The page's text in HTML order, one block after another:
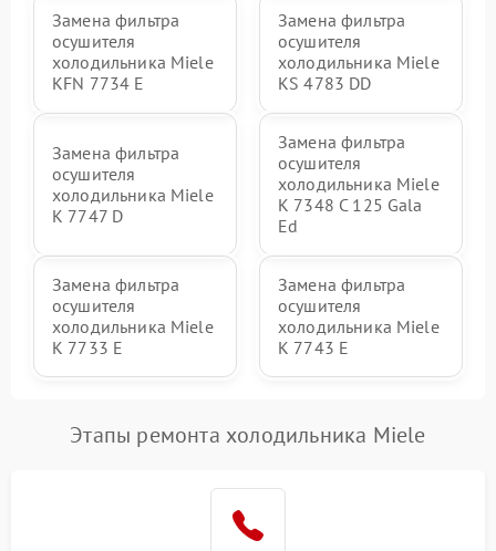
Замена фильтра
осушителя
холодильника Miele
KFN 7734 E
Замена фильтра
осушителя
холодильника Miele
KS 4783 DD
Замена фильтра
осушителя
холодильника Miele
K 7747 D
Замена фильтра
осушителя
холодильника Miele
K 7348 C 125 Gala
Ed
Замена фильтра
осушителя
холодильника Miele
K 7733 E
Замена фильтра
осушителя
холодильника Miele
K 7743 E
Этапы ремонта холодильника Miele